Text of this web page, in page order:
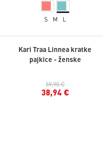
S M L
Kari Traa Linnea kratke
pajkice - ženske
59,90 €
38,94 €